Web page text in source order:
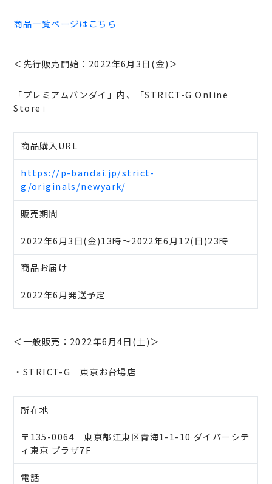
商品一覧ページはこちら
＜先行販売開始：2022年6月3日(金)＞
「プレミアムバンダイ」内、「STRICT-G Online
Store」
商品購入URL
https://p-bandai.jp/strict-
g/originals/newyark/
販売期間
2022年6月3日(金)13時～2022年6月12(日)23時
商品お届け
2022年6月発送予定
＜一般販売：2022年6月4日(土)＞
・STRICT-G 東京お台場店
所在地
〒135-0064 東京都江東区青海1-1-10 ダイバーシテ
ィ東京 プラザ7F
電話